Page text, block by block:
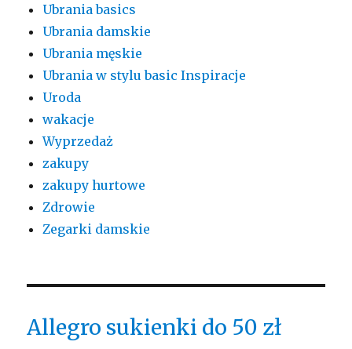
Ubrania basics
Ubrania damskie
Ubrania męskie
Ubrania w stylu basic Inspiracje
Uroda
wakacje
Wyprzedaż
zakupy
zakupy hurtowe
Zdrowie
Zegarki damskie
Allegro sukienki do 50 zł